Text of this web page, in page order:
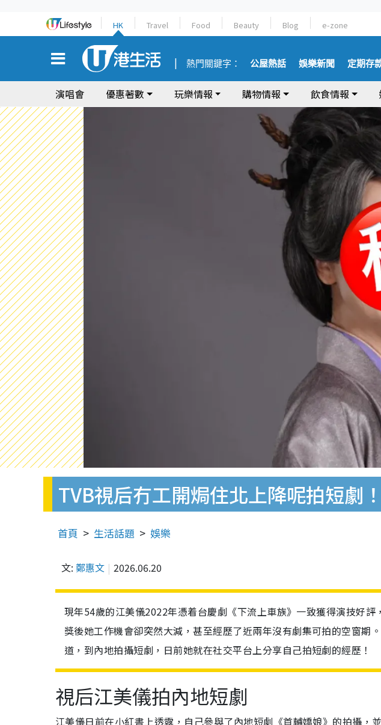
HK Travel Food Beauty Blog e-zone
熱門關鍵字： 公屋熱話 娛樂新聞 定期存
演唱會 優惠著數 玩樂情報 購物情報 飲食情報
TVB視后冇工開焗住北上降呢拍短劇
首頁 生活話題 娛樂
文: 鄭惠文 2026.06.20
現年54歲的江美儀2022年憑着台慶劇《下流上車族》一致獲得演技好
獎後她工作機會卻突然大減，甚至經歷了近兩年沒有劇集可拍的空窗期
道，到內地拍攝短劇，日前她就在社交平台上分享自己拍短劇的經歷！
視后江美儀拍內地短劇
江美儀日前在小紅書上透露，自己參與了內地短劇《首輔嬌娘》的拍攝，